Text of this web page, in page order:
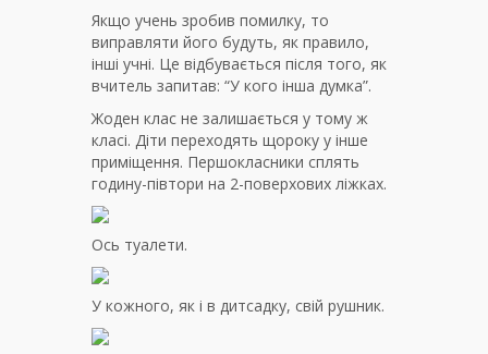
Якщо учень зробив помилку, то
виправляти його будуть, як правило,
інші учні. Це відбувається після того, як
вчитель запитав: “У кого інша думка”.
Жоден клас не залишається у тому ж
класі. Діти переходять щороку у інше
приміщення. Першокласники сплять
годину-півтори на 2-поверхових ліжках.
Ось туалети.
У кожного, як і в дитсадку, свій рушник.